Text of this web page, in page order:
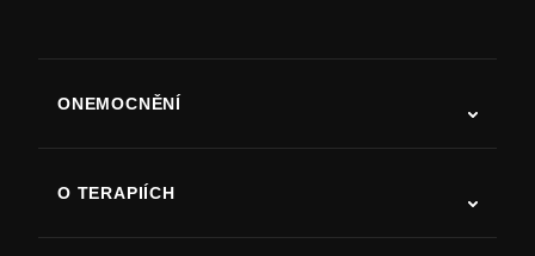
ONEMOCNĚNÍ
O TERAPIÍCH